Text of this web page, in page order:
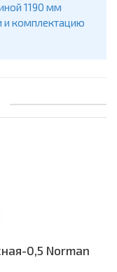
1190 мм
и комплектацию
0,5 Norman